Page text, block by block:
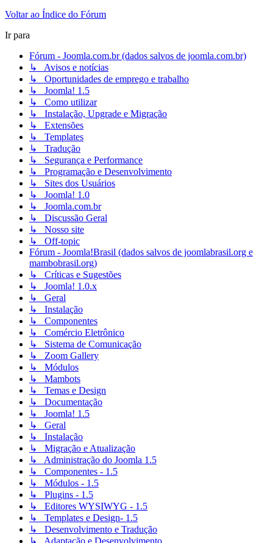
Voltar ao Índice do Fórum
Ir para
Fórum - Joomla.com.br (dados salvos de joomla.com.br)
↳ Avisos e notícias
↳ Oportunidades de emprego e trabalho
↳ Joomla! 1.5
↳ Como utilizar
↳ Instalação, Upgrade e Migração
↳ Extensões
↳ Templates
↳ Tradução
↳ Segurança e Performance
↳ Programação e Desenvolvimento
↳ Sites dos Usuários
↳ Joomla! 1.0
↳ Joomla.com.br
↳ Discussão Geral
↳ Nosso site
↳ Off-topic
Fórum - Joomla!Brasil (dados salvos de joomlabrasil.org e
mambobrasil.org)
↳ Críticas e Sugestões
↳ Joomla! 1.0.x
↳ Geral
↳ Instalação
↳ Componentes
↳ Comércio Eletrônico
↳ Sistema de Comunicação
↳ Zoom Gallery
↳ Módulos
↳ Mambots
↳ Temas e Design
↳ Documentação
↳ Joomla! 1.5
↳ Geral
↳ Instalação
↳ Migração e Atualização
↳ Administração do Joomla 1.5
↳ Componentes - 1.5
↳ Módulos - 1.5
↳ Plugins - 1.5
↳ Editores WYSIWYG - 1.5
↳ Templates e Design- 1.5
↳ Desenvolvimento e Tradução